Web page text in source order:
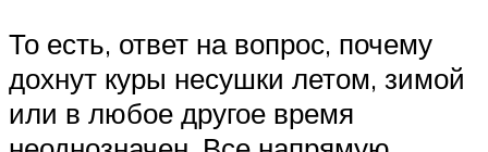
То есть, ответ на вопрос, почему
дохнут куры несушки летом, зимой
или в любое другое время